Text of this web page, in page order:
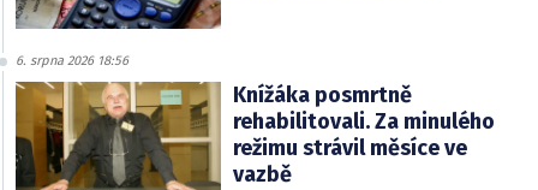
6. srpna 2026 18:56
Knížáka posmrtně
rehabilitovali. Za minulého
režimu strávil měsíce ve
vazbě